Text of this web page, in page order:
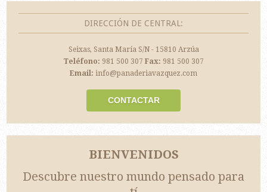
DIRECCIÓN DE CENTRAL:
Seixas, Santa María S/N - 15810 Arzúa
Teléfono: 981 500 307 Fax: 981 500 307
Email: info@panaderiavazquez.com
CONTACTAR
BIENVENIDOS
Descubre nuestro mundo pensado para